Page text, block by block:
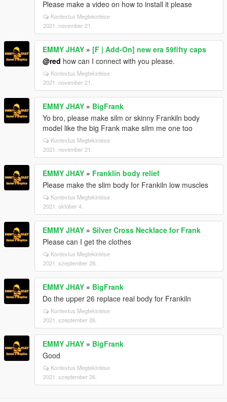
Please make a video on how to install it please
Kontextus Megtekintése
2021. november 21.
EMMY JHAY » [F | Add-On] new era 59fifty caps
@red how can I connect with you please.
Kontextus Megtekintése
2021. november 21.
EMMY JHAY » BigFrank
Yo bro, please make silm or skinny Frankiln body
model like the big Frank make silm me one too
Kontextus Megtekintése
2021. november 21.
EMMY JHAY » Franklin body relief
Please make the slim body for Frankiln low muscles
Kontextus Megtekintése
2021. október 4.
EMMY JHAY » Silver Cross Necklace for Frank
Please can I get the clothes
Kontextus Megtekintése
2021. szeptember 28.
EMMY JHAY » BigFrank
Do the upper 26 replace real body for Frankiln
Kontextus Megtekintése
2021. szeptember 26.
EMMY JHAY » BigFrank
Good
Kontextus Megtekintése
2021. szeptember 26.